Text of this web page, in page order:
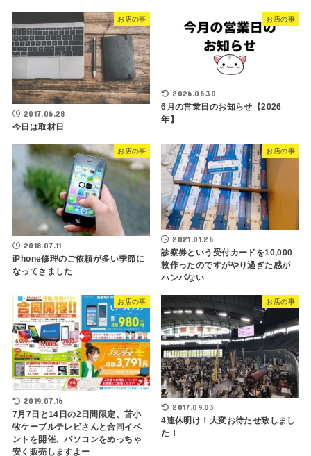
お店の事
2017.06.28
今日は取材日
お店の事
2026.06.30
6月の営業日のお知らせ【2026
年】
お店の事
2018.07.11
iPhone修理のご依頼が多い季節に
なってきました
お店の事
2021.01.26
診察券という受付カードを10,000
枚作ったのですがやり過ぎた感が
ハンパない
お店の事
2019.07.16
7月7日と14日の2日間限定、苫小
牧ケーブルテレビさんと合同イベ
ントを開催、パソコンをめっちゃ
安く販売しますよー
お店の事
2017.09.03
4連休明け！大変お待たせ致しまし
た！